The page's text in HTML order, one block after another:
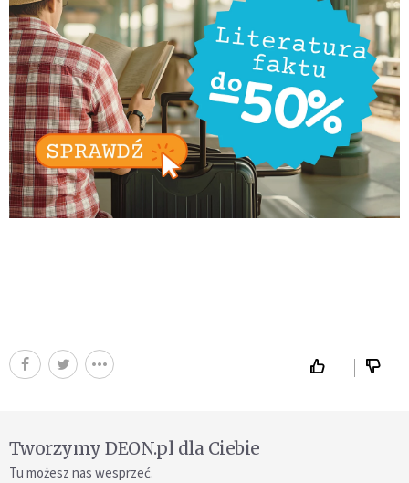
Tworzymy DEON.pl dla Ciebie
Tu możesz nas wesprzeć.